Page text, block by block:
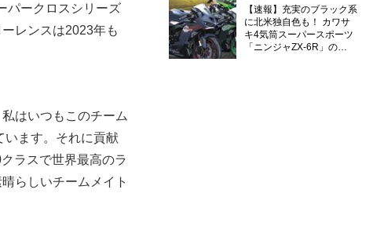
【速報】充実のブラック系
に北米独自色も！ カワサ
キ4気筒スーパースポーツ
「ニンジャZX-6R」の
パークロスシリーズ
レンスは2023年も
はいつもこのチーム
います。それに貢献
ラスで世界最高のラ
らしいチームメイト